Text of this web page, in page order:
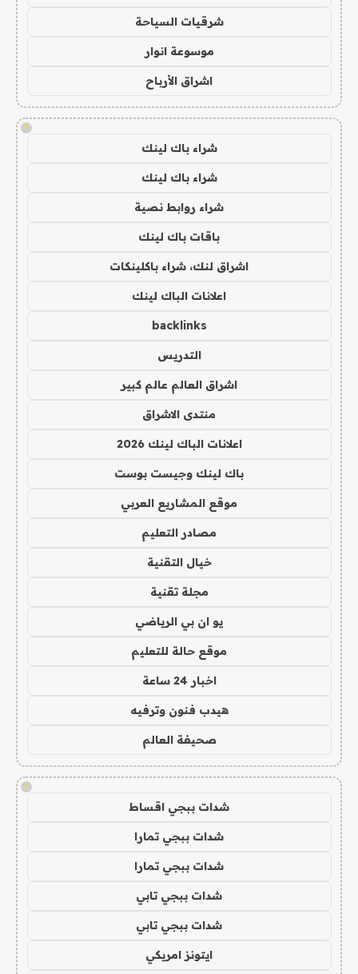
شرقيات السياحة
موسوعة انوار
اشراق الأرباح
!
شراء باك لينك
شراء باك لينك
شراء روابط نصية
باقات باك لينك
اشراق لنك، شراء باكلينكات
اعلانات الباك لينك
backlinks
التدريس
اشراق العالم عالم كبير
منتدى الاشراق
اعلانات الباك لينك 2026
باك لينك وجيست بوست
موقع المشاريع العربي
مصادر التعليم
خيال التقنية
مجلة تقنية
يو ان بي الرياضي
موقع حالة للتعليم
اخبار 24 ساعة
هيدب فنون وترفيه
صحيفة العالم
!
شدات ببجي اقساط
شدات ببجي تمارا
شدات ببجي تمارا
شدات ببجي تابي
شدات ببجي تابي
ايتونز امريكي